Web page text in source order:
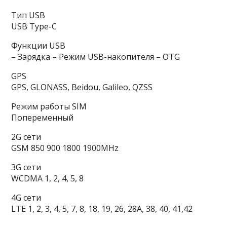
Тип USB
USB Type-C
Функции USB
– Зарядка – Режим USB-накопителя – OTG
GPS
GPS, GLONASS, Beidou, Galileo, QZSS
Режим работы SIM
Попеременный
2G сети
GSM 850 900 1800 1900MHz
3G сети
WCDMA 1, 2, 4, 5, 8
4G сети
LTE 1, 2, 3, 4, 5, 7, 8, 18, 19, 26, 28A, 38, 40, 41,42